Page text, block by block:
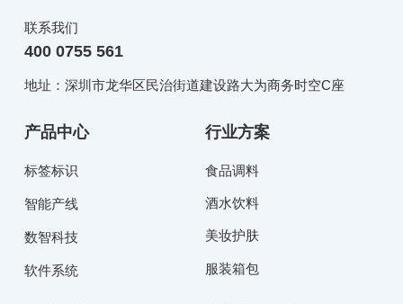
联系我们
400 0755 561
地址：深圳市龙华区民治街道建设路大为商务时空C座
产品中心
标签标识
智能产线
数智科技
软件系统
行业方案
食品调料
酒水饮料
美妆护肤
服装箱包